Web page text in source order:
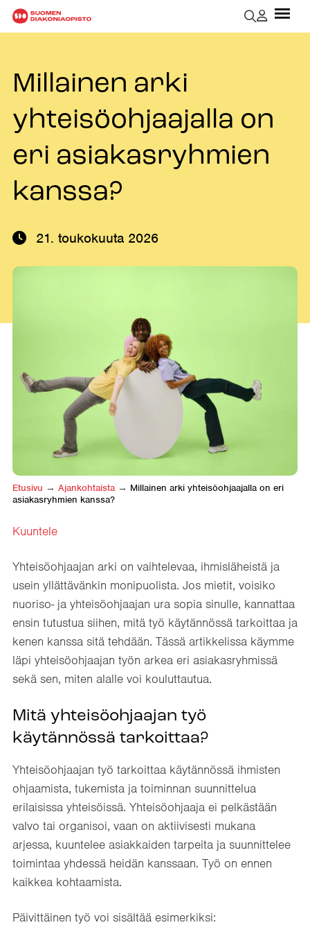
Millainen arki
yhteisöohjaajalla on
eri asiakasryhmien
kanssa?
21. toukokuuta 2026
Etusivu → Ajankohtaista → Millainen arki yhteisöohjaajalla on eri
asiakasryhmien kanssa?
Kuuntele
Yhteisöohjaajan arki on vaihtelevaa, ihmisläheistä ja
usein yllättävänkin monipuolista. Jos mietit, voisiko
nuoriso- ja yhteisöohjaajan ura sopia sinulle, kannattaa
ensin tutustua siihen, mitä työ käytännössä tarkoittaa ja
kenen kanssa sitä tehdään. Tässä artikkelissa käymme
läpi yhteisöohjaajan työn arkea eri asiakasryhmissä
sekä sen, miten alalle voi kouluttautua.
Mitä yhteisöohjaajan työ
käytännössä tarkoittaa?
Yhteisöohjaajan työ tarkoittaa käytännössä ihmisten
ohjaamista, tukemista ja toiminnan suunnittelua
erilaisissa yhteisöissä. Yhteisöohjaaja ei pelkästään
valvo tai organisoi, vaan on aktiivisesti mukana
arjessa, kuuntelee asiakkaiden tarpeita ja suunnittelee
toimintaa yhdessä heidän kanssaan. Työ on ennen
kaikkea kohtaamista.
Päivittäinen työ voi sisältää esimerkiksi: